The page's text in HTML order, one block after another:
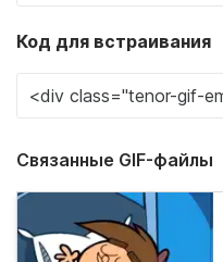
Код для встраивания
Связанные GIF-файлы